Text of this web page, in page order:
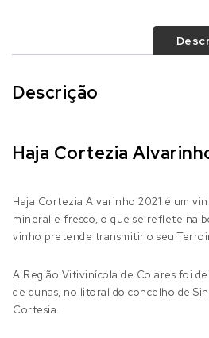
Descrição
Haja Cortezia
Haja Cortezia Alvarinho 2021 é um
mineral e fresco, o que se reflete na
vinho pretende transmitir o seu
A Região Vitivinícola de Colares foi
de dunas, no litoral do concelho de
Cortesia.